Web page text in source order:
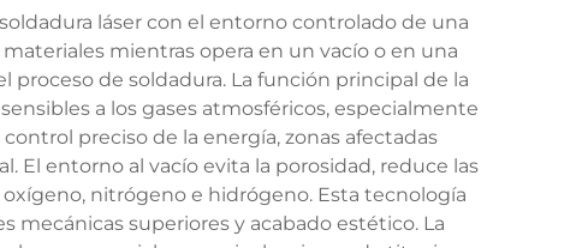
láser con el entorno controlado de una
mientras opera en un vacío o en una
de soldadura. La función principal de la
a los gases atmosféricos, especialmente
preciso de la energía, zonas afectadas
El entorno al vacío evita la porosidad, reduce las
nitrógeno e hidrógeno. Esta tecnología
superiores y acabado estético. La